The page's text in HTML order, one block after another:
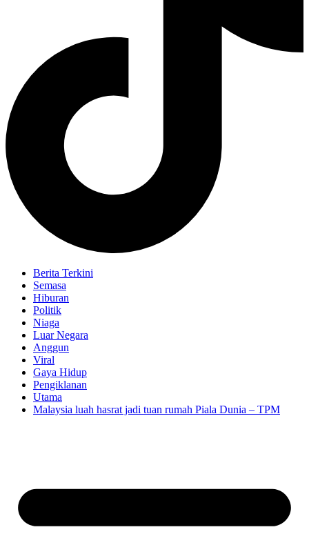
Berita Terkini
Semasa
Hiburan
Politik
Niaga
Luar Negara
Anggun
Viral
Gaya Hidup
Pengiklanan
Utama
Malaysia luah hasrat jadi tuan rumah Piala Dunia – TPM